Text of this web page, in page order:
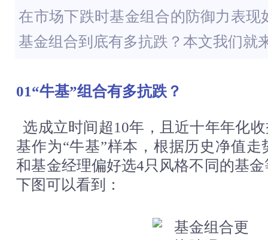
在市场下跌时基金组合的防御力表现
基金组合到底有多抗跌？本文我们就
01“牛基”组合有多抗跌？
选成立时间超10年，且近十年年化
基作为“牛基”样本，根据历史净值
和基金经理偏好选4只风格不同的基
下图可以看到：